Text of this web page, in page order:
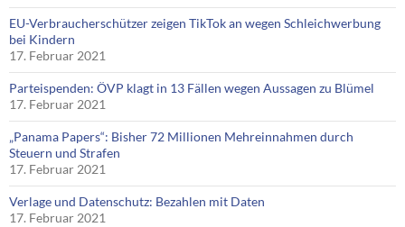
EU-Verbraucherschützer zeigen TikTok an wegen Schleichwerbung
bei Kindern
17. Februar 2021
Parteispenden: ÖVP klagt in 13 Fällen wegen Aussagen zu Blümel
17. Februar 2021
„Panama Papers“: Bisher 72 Millionen Mehreinnahmen durch
Steuern und Strafen
17. Februar 2021
Verlage und Datenschutz: Bezahlen mit Daten
17. Februar 2021